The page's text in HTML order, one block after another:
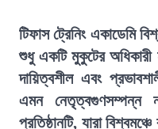
টিফাস ট্রেনিং একাডেমি
শুধু একটি মুকুটের
দায়িত্বশীল এবং
এমন নেতৃত্বগুণসম্পন্ন
প্রতিষ্ঠানটি, যারা